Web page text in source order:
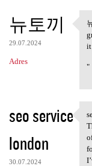
뉴토끼
29.07.2024
Adres
it
"
seo service
london
30.07.2024